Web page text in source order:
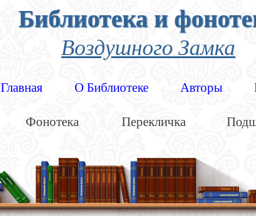
Библиотека и
Воздушного Замка
Главная О Библиотеке Авторы
Фонотека Перекличка